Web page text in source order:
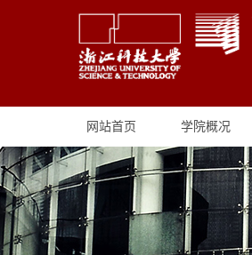
网站首页 学院概况